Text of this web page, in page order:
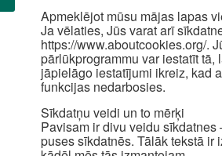
Apmeklējot mūsu mājas lapas
Ja vēlaties, Jūs varat arī
https://www.aboutcookies.org/.
pārlūkprogrammu var iestatīt
jāpielāgo iestatījumi ikreiz, kad
funkcijas nedarbosies.
Sīkdatņu veidi un to mērķi
Pavisam ir divu veidu
puses sīkdatnēs. Tālāk tekstā